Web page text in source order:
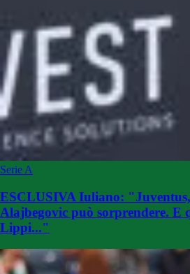
Serie A
ESCLUSIVA Iuliano:
Alajbegovic può sorprendere. E
Lippi..."